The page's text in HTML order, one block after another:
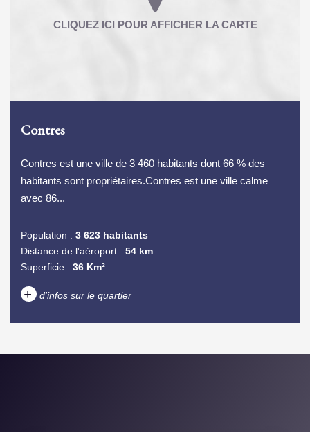
Contres
Contres est une ville de 3 460 habitants dont 66 % des
habitants sont propriétaires.Contres est une ville calme
avec 86...
Population : 3 623 habitants
Distance de l'aéroport : 54 km
Superficie : 36 Km²
+ d'infos sur le quartier